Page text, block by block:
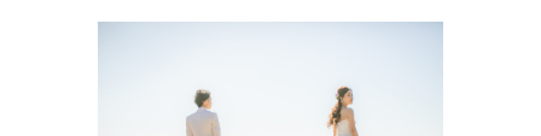
アクセス/TEL スタジオトップ